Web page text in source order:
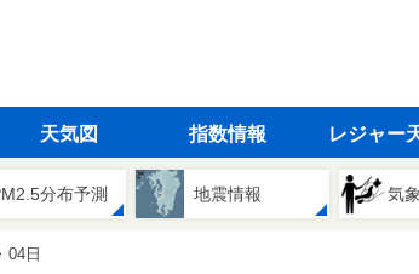
天気図 指数情報 レジャー
分布予測 地震情報 気
04日